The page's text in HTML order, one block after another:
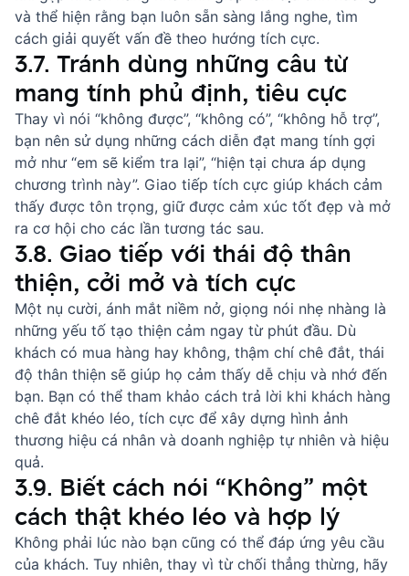
và thể hiện rằng bạn luôn sẵn sàng lắng nghe, tìm
cách giải quyết vấn đề theo hướng tích cực.
3.7. Tránh dùng những câu từ
mang tính phủ định, tiêu cực
Thay vì nói “không được”, “không có”, “không hỗ trợ”,
bạn nên sử dụng những cách diễn đạt mang tính gợi
mở như “em sẽ kiểm tra lại”, “hiện tại chưa áp dụng
chương trình này”. Giao tiếp tích cực giúp khách cảm
thấy được tôn trọng, giữ được cảm xúc tốt đẹp và mở
ra cơ hội cho các lần tương tác sau.
3.8. Giao tiếp với thái độ thân
thiện, cởi mở và tích cực
Một nụ cười, ánh mắt niềm nở, giọng nói nhẹ nhàng là
những yếu tố tạo thiện cảm ngay từ phút đầu. Dù
khách có mua hàng hay không, thậm chí chê đắt, thái
độ thân thiện sẽ giúp họ cảm thấy dễ chịu và nhớ đến
bạn. Bạn có thể tham khảo cách trả lời khi khách hàng
chê đắt khéo léo, tích cực để xây dựng hình ảnh
thương hiệu cá nhân và doanh nghiệp tự nhiên và hiệu
quả.
3.9. Biết cách nói “Không” một
cách thật khéo léo và hợp lý
Không phải lúc nào bạn cũng có thể đáp ứng yêu cầu
của khách. Tuy nhiên, thay vì từ chối thẳng thừng, hãy